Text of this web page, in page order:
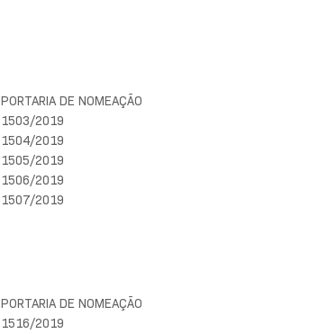
PORTARIA DE NOMEAÇÃO
1503/2019
1504/2019
1505/2019
1506/2019
1507/2019
PORTARIA DE NOMEAÇÃO
1516/2019